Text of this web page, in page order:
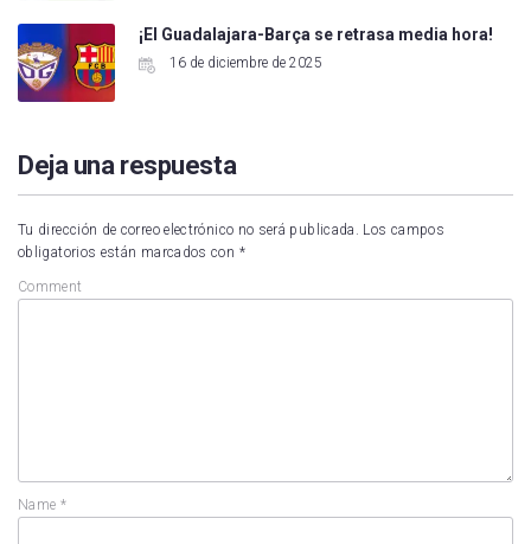
¡El Guadalajara-Barça se retrasa media hora!
16 de diciembre de 2025
Deja una respuesta
Tu dirección de correo electrónico no será publicada.
Los campos
obligatorios están marcados con *
Comment
Name *